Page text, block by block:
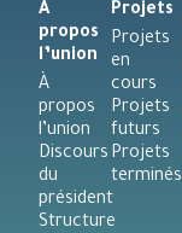
À
propos
l’union
À
propos
l’union
Discours
du
président
Structure
Projets
Projets
en
cours
Projets
futurs
Projets
terminés